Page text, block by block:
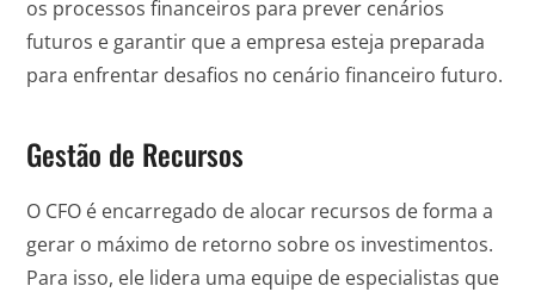
os processos financeiros para prever cenários
futuros e garantir que a empresa esteja preparada
para enfrentar desafios no cenário financeiro futuro.
Gestão de Recursos
O CFO é encarregado de alocar recursos de forma a
gerar o máximo de retorno sobre os investimentos.
Para isso, ele lidera uma equipe de especialistas que